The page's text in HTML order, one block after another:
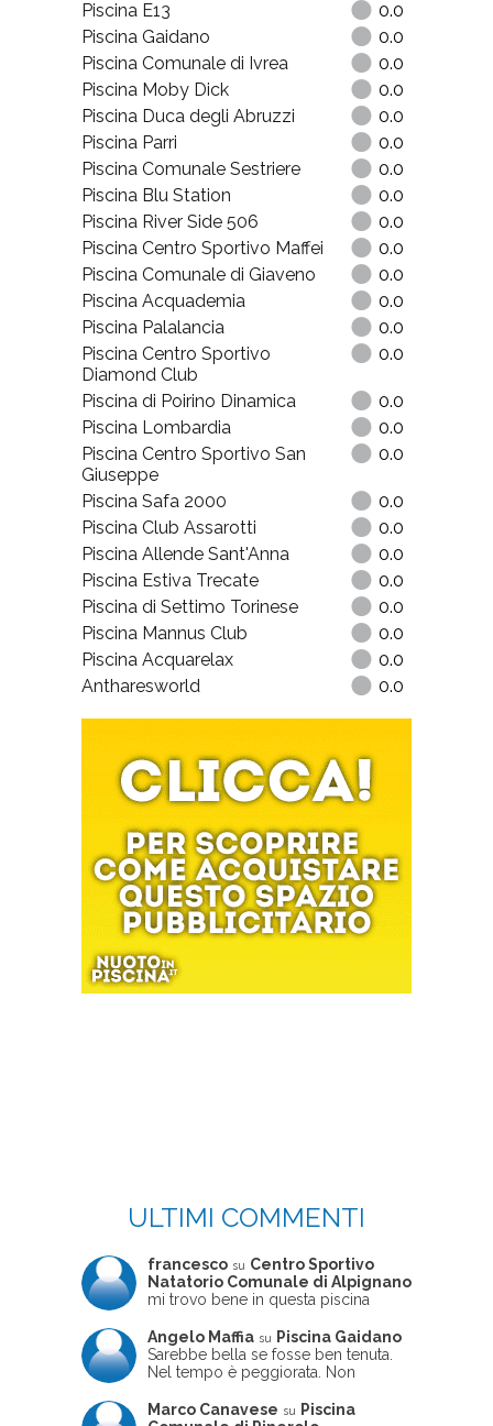
QC Termetorino
2.2
Piscina Prova Due
0.0
ASD Sporting Club Cercenasco
0.0
Piscina E10
0.0
Piscina E13
0.0
Piscina Gaidano
0.0
Piscina Comunale di Ivrea
0.0
Piscina Moby Dick
0.0
Piscina Duca degli Abruzzi
0.0
Piscina Parri
0.0
Piscina Comunale Sestriere
0.0
Piscina Blu Station
0.0
Piscina River Side 506
0.0
Piscina Centro Sportivo Maffei
0.0
Piscina Comunale di Giaveno
Piscina Acquademia
0.0
Piscina Palalancia
0.0
Piscina Centro Sportivo
Diamond Club
0.0
Piscina di Poirino Dinamica
0.0
Piscina Lombardia
0.0
Piscina Centro Sportivo San
Giuseppe
0.0
Piscina Safa 2000
0.0
Piscina Club Assarotti
0.0
Piscina Allende Sant'Anna
0.0
Piscina Estiva Trecate
0.0
Piscina di Settimo Torinese
0.0
Piscina Acquarelax
Antharesworld
ULTIMI COMMENTI
francesco su Centro Sportivo
mi trovo bene in questa piscina